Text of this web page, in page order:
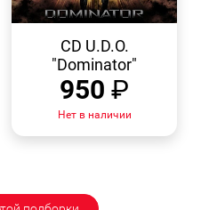
ПРОСМОТР
CD U.D.O.
"Dominator"
950 ₽
Нет в наличии